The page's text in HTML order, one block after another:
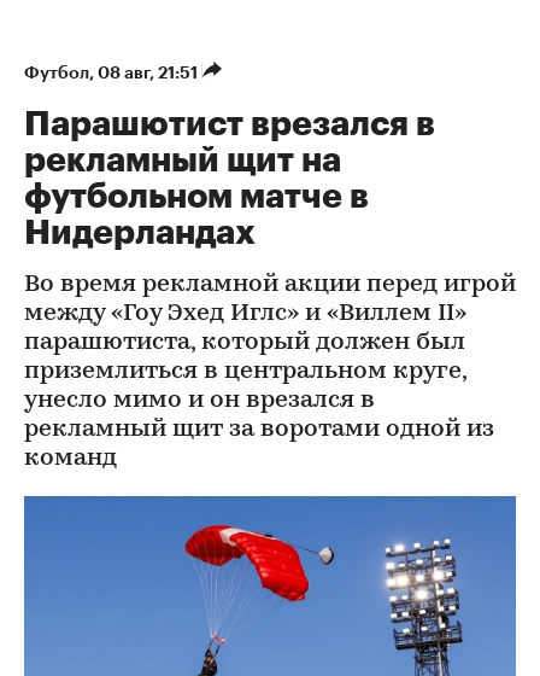
Футбол⁠, 08 авг, 21:51
Парашютист врезался в
рекламный щит на
футбольном матче в
Нидерландах
Во время рекламной акции перед игрой
между «Гоу Эхед Иглс» и «Виллем II»
парашютиста, который должен был
приземлиться в центральном круге,
унесло мимо и он врезался в
рекламный щит за воротами одной из
команд